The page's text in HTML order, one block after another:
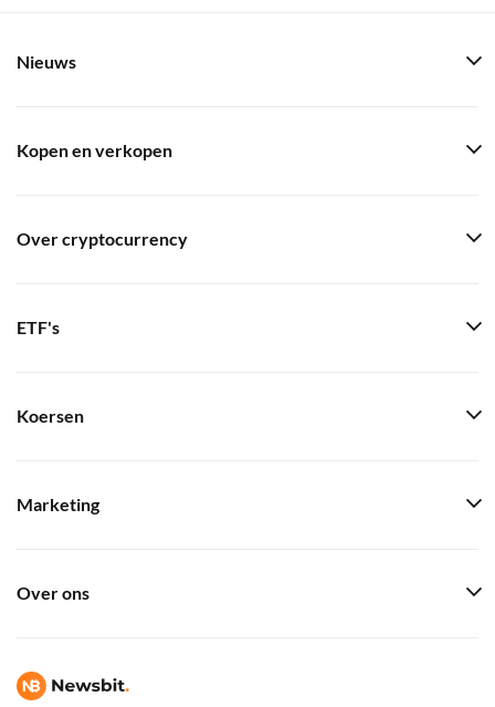
Nieuws
Kopen en verkopen
Over cryptocurrency
ETF's
Koersen
Marketing
Over ons